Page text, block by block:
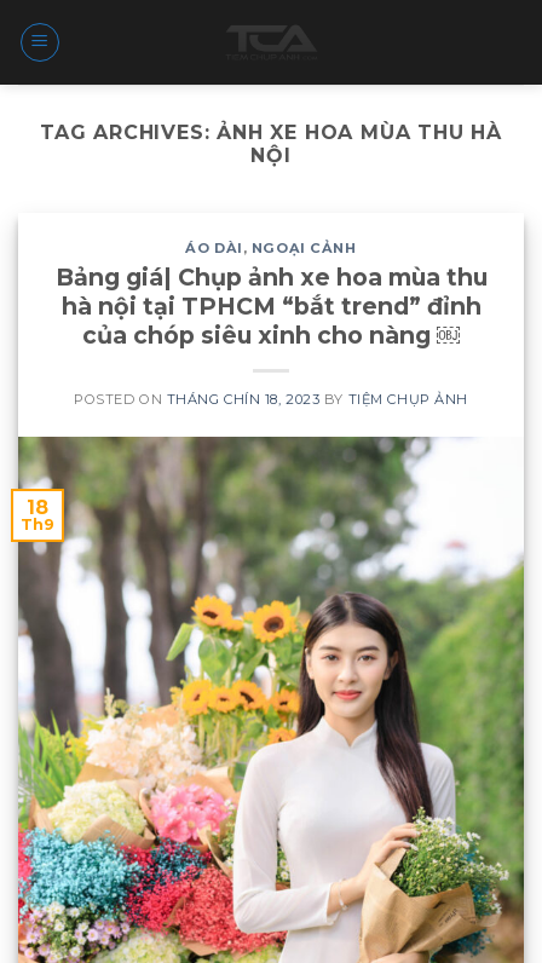
TAG ARCHIVES:ẢNH XE HOA MÙA THU HÀ
NỘI
ÁO DÀI , NGOẠI CẢNH
Bảng giá| Chụp ảnh xe hoa mùa thu
hà nội tại TPHCM “bắt trend” đỉnh
của chóp siêu xinh cho nàng ￼
POSTED ON THÁNG CHÍN 18, 2023 BY TIỆM CHỤP ẢNH
18
Th9